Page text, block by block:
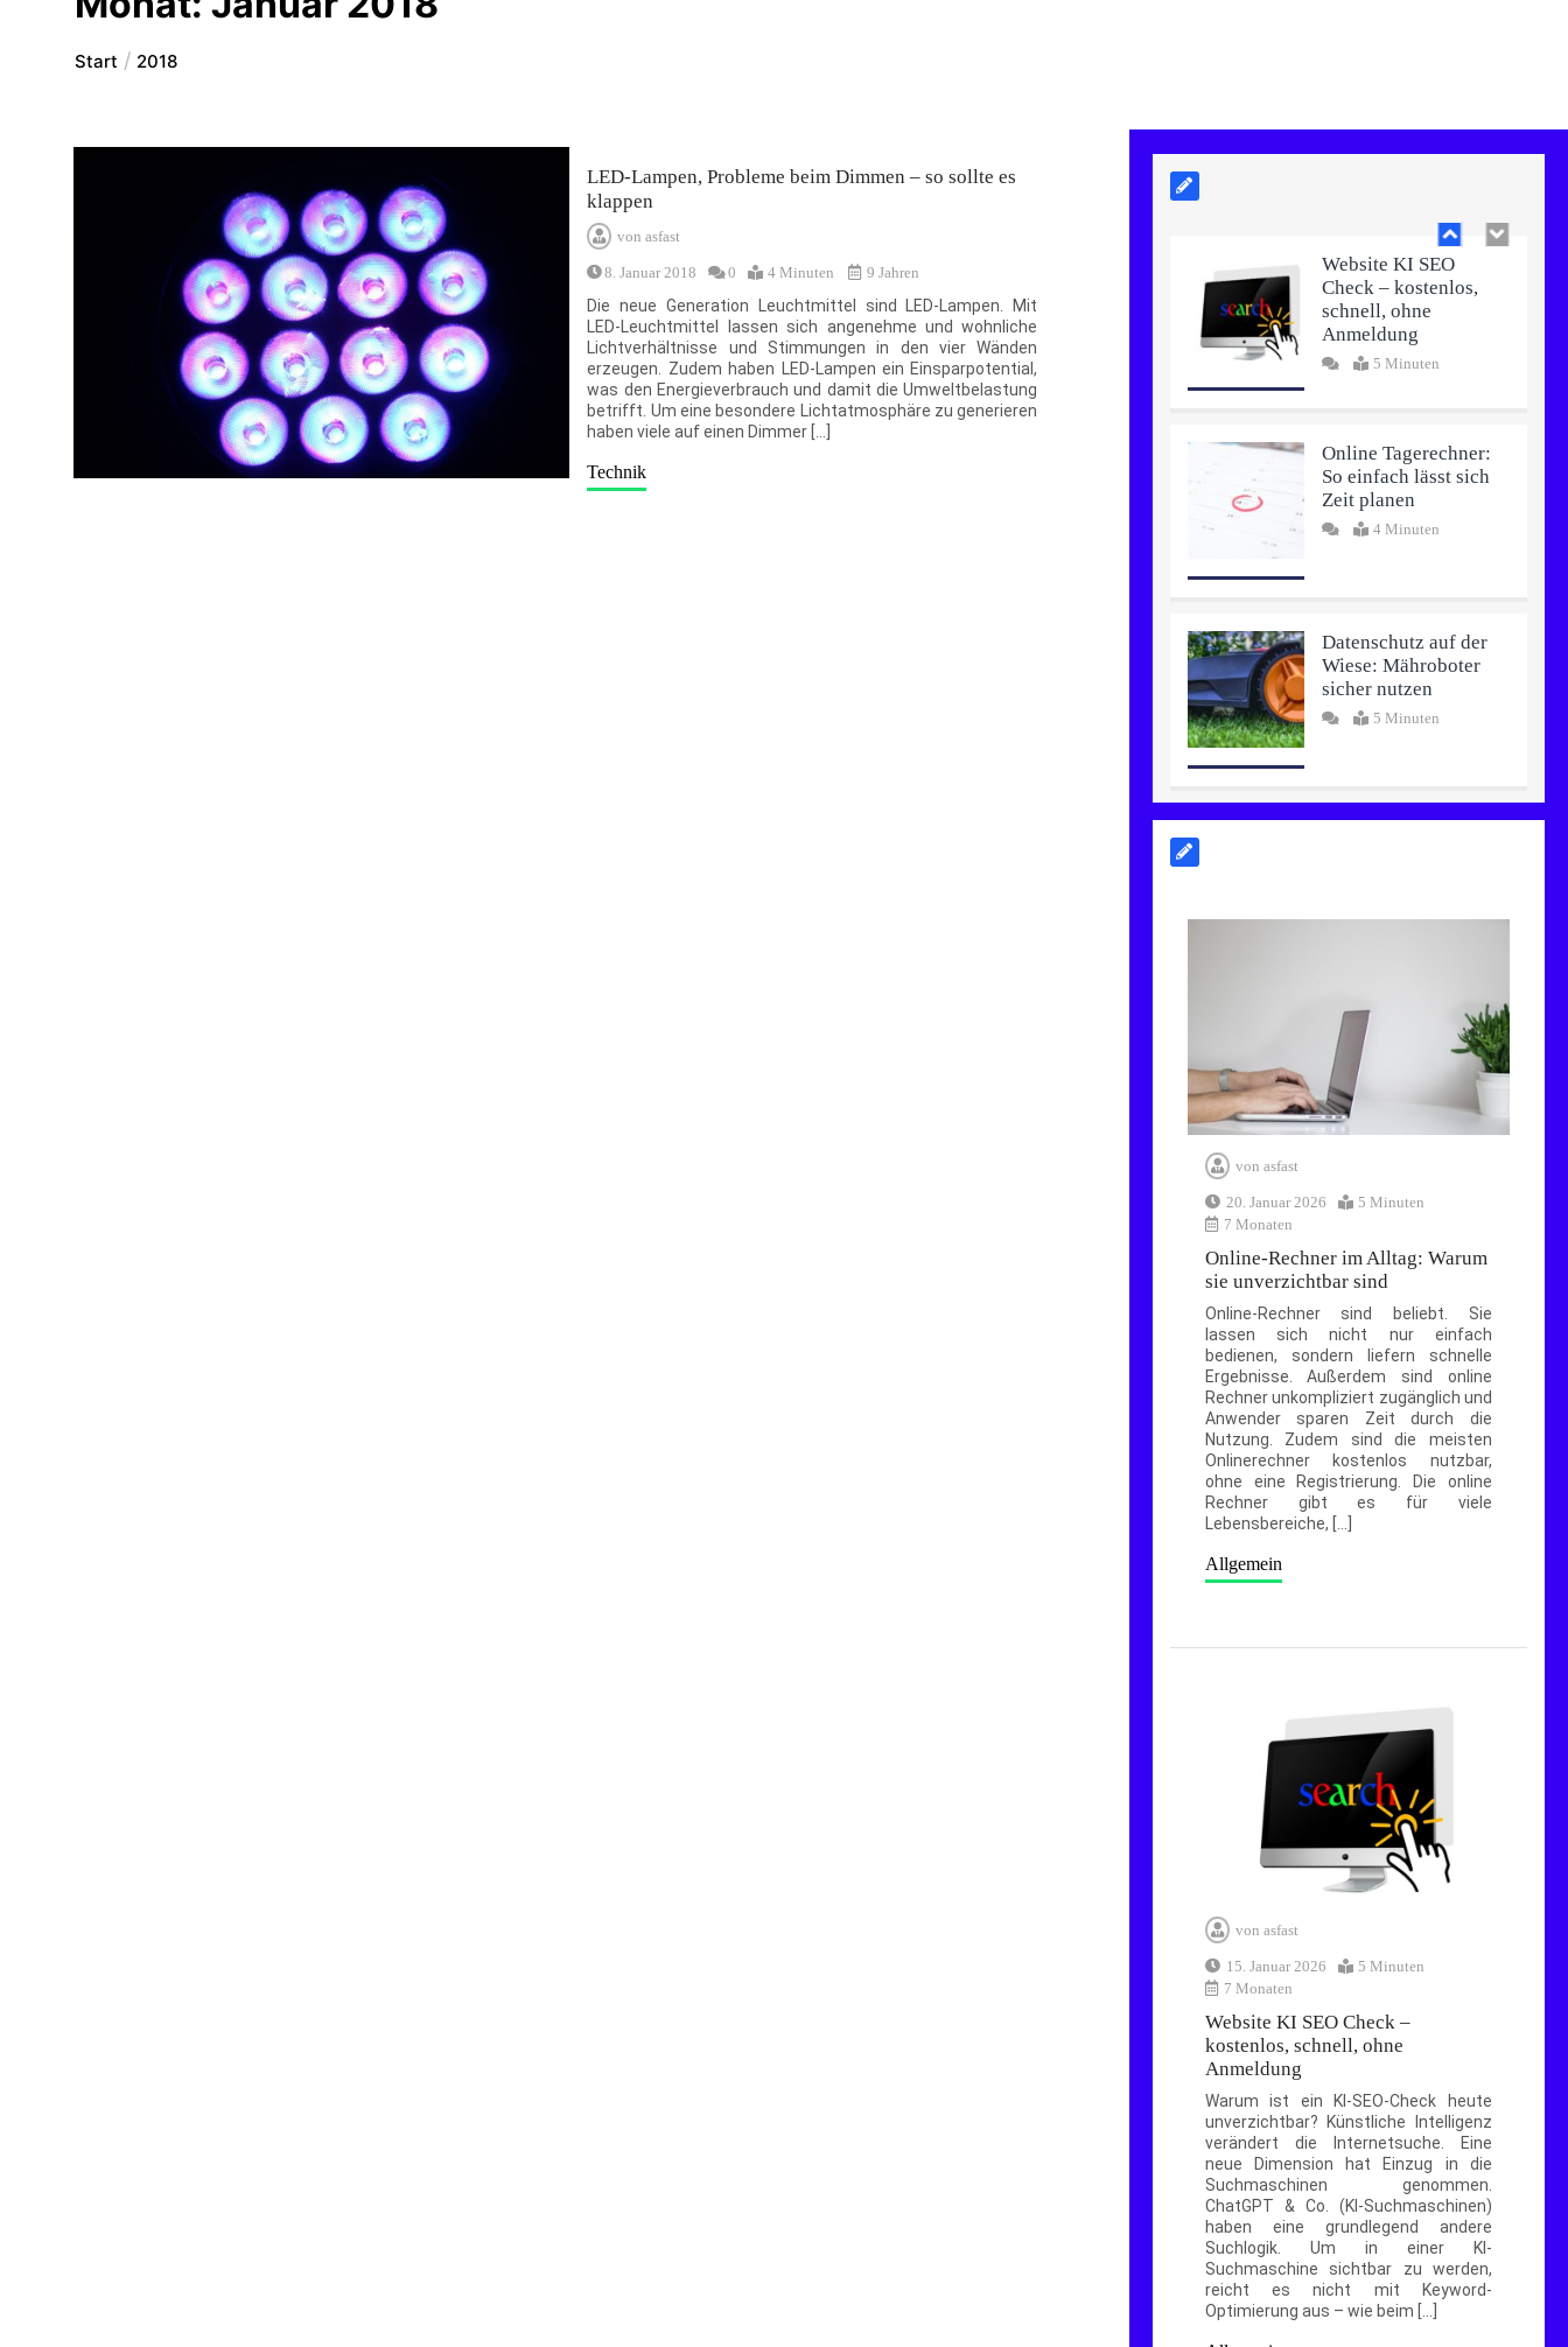
Start 2018
LED-Lampen, Probleme beim Dimmen – so sollte es
klappen
vonasfast
8. Januar 2018 0 4 Minuten 9 Jahren
Die neue Generation Leuchtmittel sind LED-Lampen. Mit
LED-Leuchtmittel lassen sich angenehme und wohnliche
Lichtverhältnisse und Stimmungen in den vier Wänden
erzeugen. Zudem haben LED-Lampen ein Einsparpotential,
was den Energieverbrauch und damit die Umweltbelastung
betrifft. Um eine besondere Lichtatmosphäre zu generieren
haben viele auf einen Dimmer […]
Technik
5 Minuten
Website KI SEO
Check – kostenlos,
schnell, ohne
Anmeldung
5 Minuten
Online Tagerechner:
So einfach lässt sich
Zeit planen
4 Minuten
Datenschutz auf der
Wiese: Mähroboter
sicher nutzen
5 Minuten
Website KI SEO
Check – kostenlos,
schnell, ohne
Anmeldung
Online Tagerechner:
Zeit planen
4 Minuten
von asfast
20. Januar 2026
5 Minuten
7 Monaten
Online-Rechner im Alltag: Warum
sie unverzichtbar sind
Online-Rechner sind beliebt. Sie
lassen sich nicht nur einfach
bedienen, sondern liefern schnelle
Ergebnisse. Außerdem sind online
Rechner unkompliziert zugänglich und
Anwender sparen Zeit durch die
Nutzung. Zudem sind die meisten
Onlinerechner kostenlos nutzbar,
ohne eine Registrierung. Die online
Rechner gibt es für viele
Lebensbereiche, […]
Allgemein
von asfast
15. Januar 2026
5 Minuten
7 Monaten
Website KI SEO Check –
kostenlos, schnell, ohne
Anmeldung
Warum ist ein KI-SEO-Check heute
unverzichtbar? Künstliche Intelligenz
verändert die Internetsuche. Eine
neue Dimension hat Einzug in die
Suchmaschinen genommen.
ChatGPT & Co. (KI-Suchmaschinen)
haben eine grundlegend andere
Suchlogik. Um in einer KI-
Suchmaschine sichtbar zu werden,
reicht es nicht mit Keyword-
Optimierung aus – wie beim […]